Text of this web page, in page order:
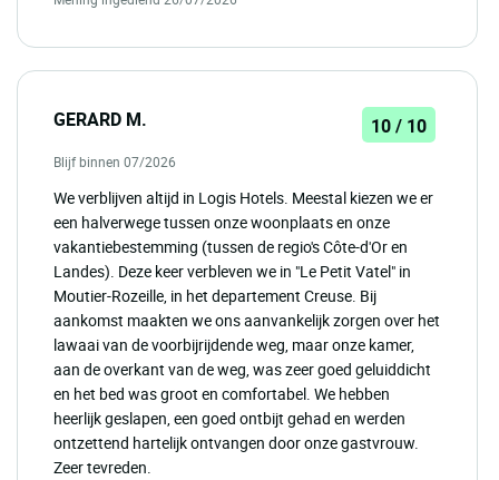
GERARD M. 10 / 10
Blijf binnen 07/2026
We verblijven altijd in Logis Hotels. Meestal kiezen we er
een halverwege tussen onze woonplaats en onze
vakantiebestemming (tussen de regio's Côte-d'Or en
Landes). Deze keer verbleven we in "Le Petit Vatel" in
Moutier-Rozeille, in het departement Creuse. Bij
aankomst maakten we ons aanvankelijk zorgen over het
lawaai van de voorbijrijdende weg, maar onze kamer,
aan de overkant van de weg, was zeer goed geluiddicht
en het bed was groot en comfortabel. We hebben
heerlijk geslapen, een goed ontbijt gehad en werden
ontzettend hartelijk ontvangen door onze gastvrouw.
Zeer tevreden.